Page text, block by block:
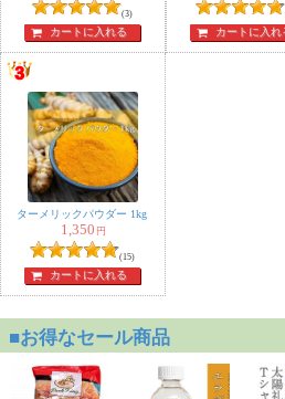
で満足です。
★★★★★ねこぞー様
香りが全然違います！さすが本
ませんが、良かったらレシピ投稿
ダルカリーを作るために買いま
からスパイスを買えたのは助か
(3)
カートに入れる カートに入れ
ターメリックパウダー 1kg
1,350 円
(15)
カートに入れる